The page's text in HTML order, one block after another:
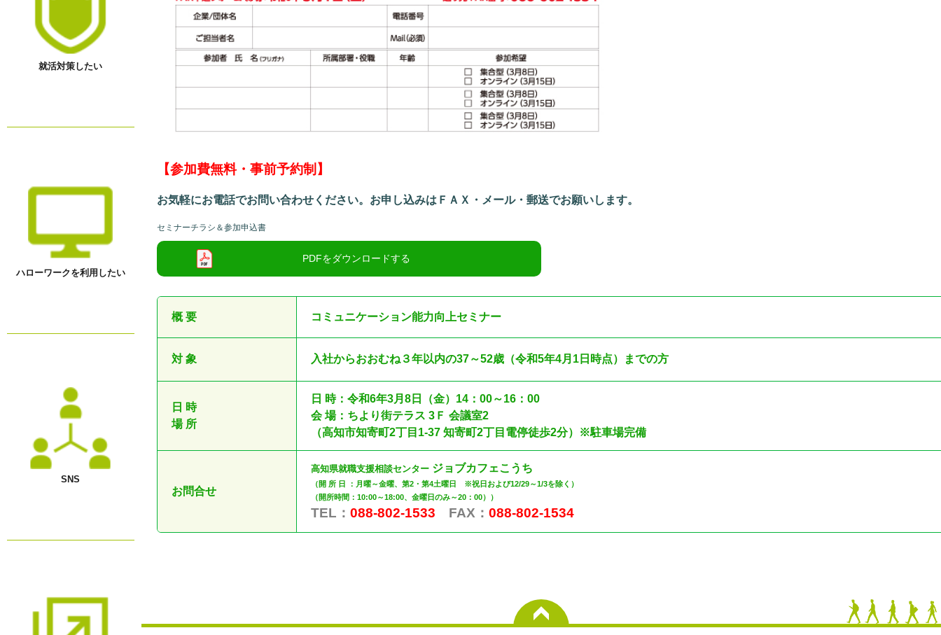
就活対策したい
ハローワークを利用したい
SNS
【参加費無料・事前予約制】
お気軽にお電話でお問い合わせください。お申し込みはＦＡＸ・メール・郵送でお願いします。
セミナーチラシ＆参加申込書
概 要 コミュニケーション能力向上セミナー
対 象 入社からおおむね３年以内の37～52歳（令和5年4月1日時点）までの方
日 時
場 所
日 時：令和6年3月8日（金）14：00～16：00
会 場：ちより街テラス 3Ｆ 会議室2
（高知市知寄町2丁目1-37 知寄町2丁目電停徒歩2分）※駐車場完備
お問合せ
高知県就職支援相談センター ジョブカフェこうち
（開 所 日 ：月曜～金曜、第2・第4土曜日 ※祝日および12/29～1/3を除く）
（開所時間：10:00～18:00、金曜日のみ～20：00））
TEL：088-802-1533 FAX：088-802-1534